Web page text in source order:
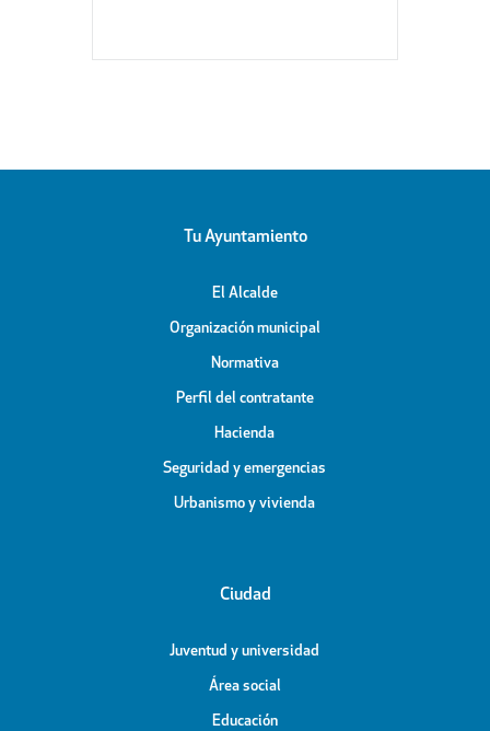
Tu Ayuntamiento
El Alcalde
Organización municipal
Normativa
Perfil del contratante
Hacienda
Seguridad y emergencias
Urbanismo y vivienda
Ciudad
Juventud y universidad
Área social
Educación